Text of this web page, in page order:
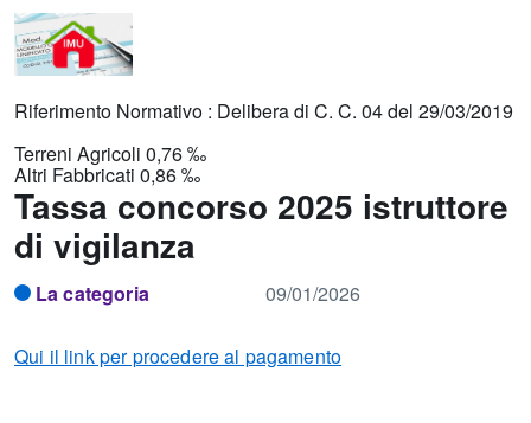
Riferimento Normativo : Delibera di C. C. 04 del 29/03/2019
Terreni Agricoli 0,76 ‰
Altri Fabbricati 0,86 ‰
Tassa concorso 2025 istruttore
di vigilanza
La categoria 09/01/2026
Qui il link per procedere al pagamento